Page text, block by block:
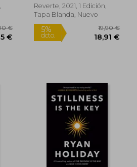
Reverte, 2021, 1 Edición,
Tapa Blanda, Nuevo